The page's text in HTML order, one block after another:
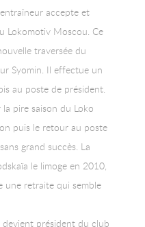
accepte et
Lokomotiv Moscou. Ce
traversée du
Syomin. Il effectue un
au poste de président.
pire saison du Loko
puis le retour au poste
grand succès. La
le limoge en 2010,
retraite qui semble
devient président du club